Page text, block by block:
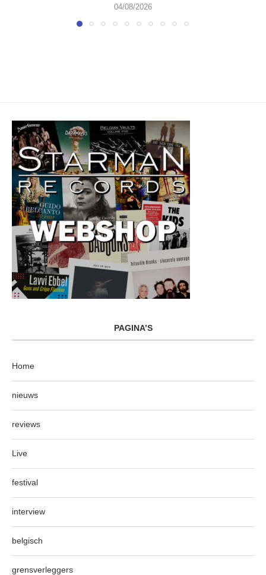
04/08/2026
PAGINA’S
Home
nieuws
reviews
Live
festival
interview
belgisch
grensverleggers